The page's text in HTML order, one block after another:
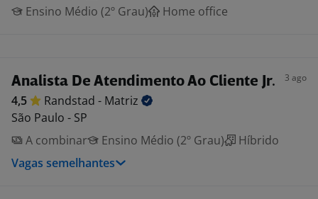
Ensino Médio (2º Grau)
Home office
Analista De Atendimento Ao Cliente Jr. 3 ago
4,5 Randstad - Matriz
São Paulo - SP
A combinar
Ensino Médio (2º Grau)
Híbrido
Vagas semelhantes